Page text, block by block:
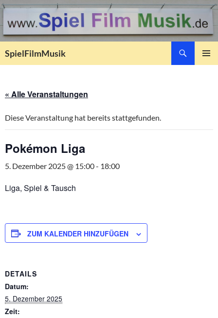
SpielFilmMusik
« Alle Veranstaltungen
Diese Veranstaltung hat bereits stattgefunden.
Pokémon Liga
5. Dezember 2025 @ 15:00- 18:00
Liga, Spiel & Tausch
ZUM KALENDER HINZUFÜGEN
DETAILS
Datum:
5. Dezember 2025
Zeit: